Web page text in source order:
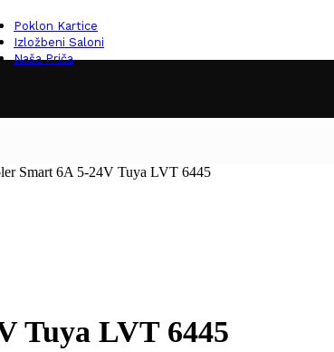
Poklon Kartice
Izložbeni Saloni
Naša Priča
Smart 6A 5-24V Tuya LVT 6445
Tuya LVT 6445